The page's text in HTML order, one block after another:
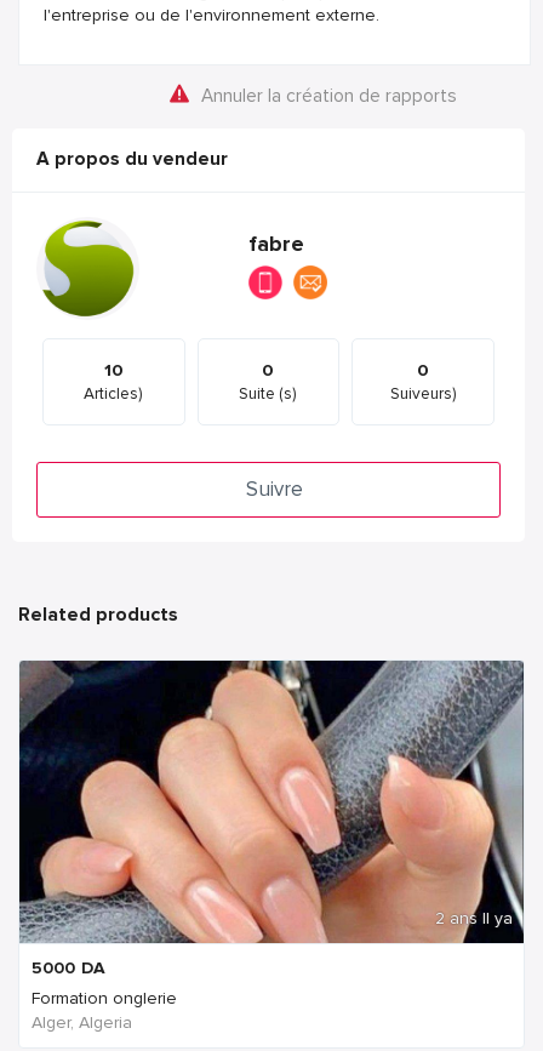
l'entreprise ou de l'environnement externe.
Annuler la création de rapports
A propos du vendeur
fabre
10
Articles)
0
Suite (s)
0
Suiveurs)
Suivre
Related products
2 ans Il ya
5000 DA
Formation onglerie
Alger, Algeria